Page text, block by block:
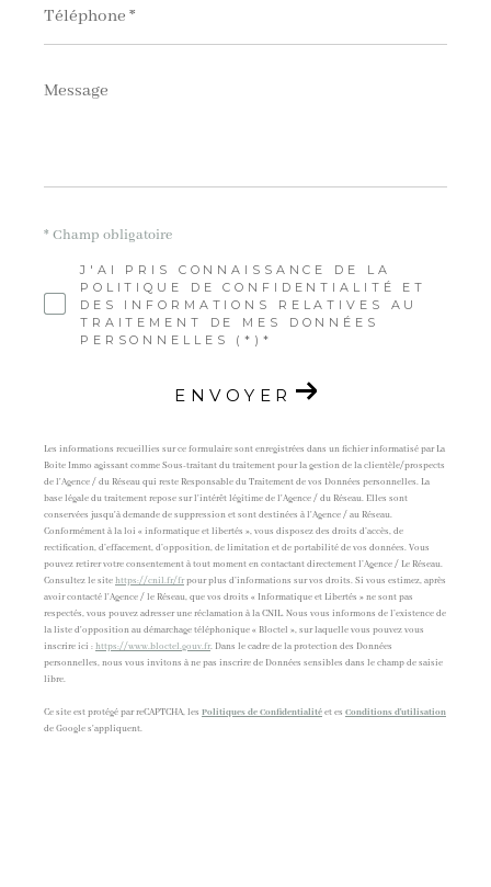
*
Message
*
J'AI PRIS CONNAISSANCE DE LA
POLITIQUE DE CONFIDENTIALITÉ ET
DES INFORMATIONS RELATIVES AU
TRAITEMENT DE MES DONNÉES
PERSONNELLES (*)*
* Champ obligatoire
ENVOYER
Les informations recueillies sur ce formulaire sont enregistrées dans un fichier informatisé par La
Boite Immo agissant comme Sous-traitant du traitement pour la gestion de la clientèle/prospects
de l'Agence / du Réseau qui reste Responsable du Traitement de vos Données personnelles. La
base légale du traitement repose sur l'intérêt légitime de l'Agence / du Réseau. Elles sont
conservées jusqu'à demande de suppression et sont destinées à l'Agence / au Réseau.
Conformément à la loi « informatique et libertés », vous disposez des droits d’accès, de
rectification, d’effacement, d’opposition, de limitation et de portabilité de vos données. Vous
pouvez retirer votre consentement à tout moment en contactant directement l’Agence / Le Réseau.
Consultez le sitehttps://cnil.fr/frpour plus d’informations sur vos droits. Si vous estimez, après
avoir contacté l'Agence / le Réseau, que vos droits « Informatique et Libertés » ne sont pas
respectés, vous pouvez adresser une réclamation à la CNIL. Nous vous informons de l’existence de
la liste d'opposition au démarchage téléphonique « Bloctel », sur laquelle vous pouvez vous
inscrire ici :https://www.bloctel.gouv.fr. Dans le cadre de la protection des Données
personnelles, nous vous invitons à ne pas inscrire de Données sensibles dans le champ de saisie
libre.
Ce site est protégé par reCAPTCHA, les Politiques de Confidentialitéet es Conditions d'utilisation
de Google s'appliquent.